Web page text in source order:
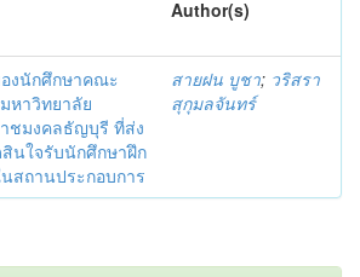
Author(s)
งนักศึกษาคณะ
หาวิทยาลัย
ชมงคลธัญบุรี ที่ส่ง
นใจรับนักศึกษาฝึก
สถานประกอบการ
สายฝน บูชา; วริสรา
สุกุมลจันทร์